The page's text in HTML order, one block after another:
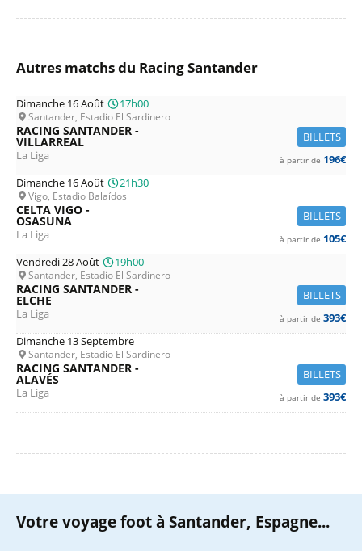
Autres matchs du Racing Santander
Dimanche 16 Août 17h00
Santander, Estadio El Sardinero
BILLETS
RACING SANTANDER -
VILLARREAL
La Liga à partir de 196€
Dimanche 16 Août
21h30
Vigo, Estadio Balaídos
BILLETS
CELTA VIGO -
OSASUNA
La Liga à partir de 105€
Vendredi 28 Août
19h00
Santander, Estadio El Sardinero
BILLETS
RACING SANTANDER -
ELCHE
La Liga à partir de 393€
Dimanche 13 Septembre
Santander, Estadio El Sardinero
BILLETS
RACING SANTANDER -
ALAVÉS
La Liga à partir de 393€
Votre voyage foot à Santander, Espagne...